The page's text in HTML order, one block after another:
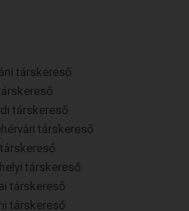
társkereső
társkereső
társkereső
társkereső
társkereső
társkereső